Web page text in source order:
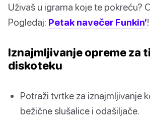
Uživaš u igrama koje te pokreću?
Pogledaj: Petak navečer Funkin’!
Iznajmljivanje opreme za
diskoteku
Potraži tvrtke za iznajmljivanje
bežične slušalice i odašiljače.